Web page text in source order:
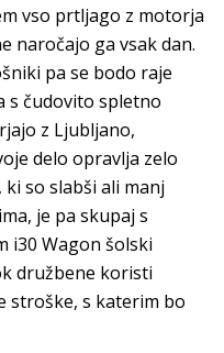
vso prtljago z motorja
naročajo ga vsak dan.
pa se bodo raje
s čudovito spletno
z Ljubljano,
delo opravlja zelo
so slabši ali manj
je pa skupaj s
i30 Wagon šolski
družbene koristi
stroške, s katerim bo